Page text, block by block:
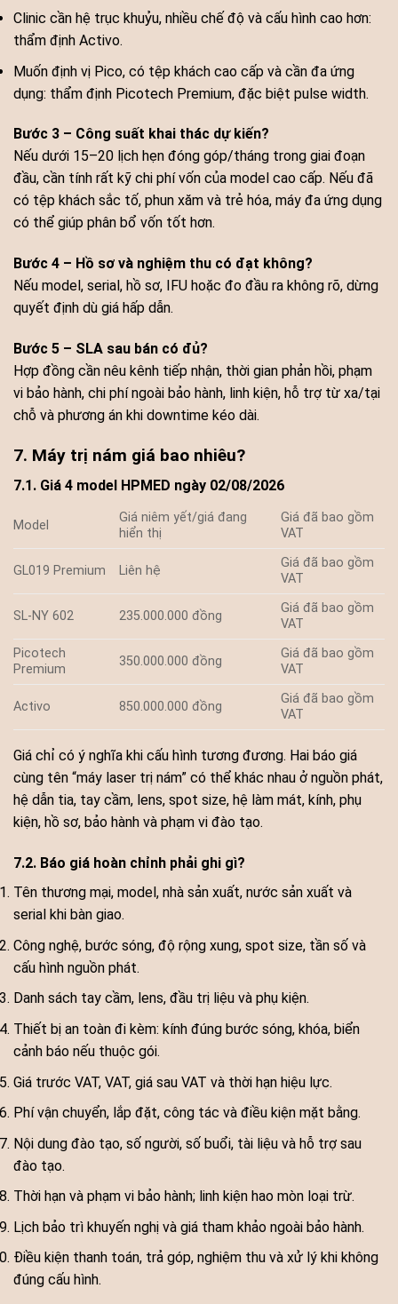
Clinic cần hệ trục khuỷu, nhiều chế độ và cấu hình cao hơn:
thẩm định Activo.
Muốn định vị Pico, có tệp khách cao cấp và cần đa ứng
dụng: thẩm định Picotech Premium, đặc biệt pulse width.
Bước 3 – Công suất khai thác dự kiến?
Nếu dưới 15–20 lịch hẹn đóng góp/tháng trong giai đoạn
đầu, cần tính rất kỹ chi phí vốn của model cao cấp. Nếu đã
có tệp khách sắc tố, phun xăm và trẻ hóa, máy đa ứng dụng
có thể giúp phân bổ vốn tốt hơn.
Bước 4 – Hồ sơ và nghiệm thu có đạt không?
Nếu model, serial, hồ sơ, IFU hoặc đo đầu ra không rõ, dừng
quyết định dù giá hấp dẫn.
Bước 5 – SLA sau bán có đủ?
Hợp đồng cần nêu kênh tiếp nhận, thời gian phản hồi, phạm
vi bảo hành, chi phí ngoài bảo hành, linh kiện, hỗ trợ từ xa/tại
chỗ và phương án khi downtime kéo dài.
7. Máy trị nám giá bao nhiêu?
7.1. Giá 4 model HPMED ngày 02/08/2026
Model
Giá niêm yết/giá đang
hiển thị
Giá đã bao gồm
VAT
GL019 Premium Liên hệ
Giá đã bao gồm
VAT
SL-NY 602 235.000.000 đồng
Giá đã bao gồm
VAT
Picotech
Premium
350.000.000 đồng
Giá đã bao gồm
VAT
Activo 850.000.000 đồng
Giá đã bao gồm
VAT
Giá chỉ có ý nghĩa khi cấu hình tương đương. Hai báo giá
cùng tên “máy laser trị nám” có thể khác nhau ở nguồn phát,
hệ dẫn tia, tay cầm, lens, spot size, hệ làm mát, kính, phụ
kiện, hồ sơ, bảo hành và phạm vi đào tạo.
7.2. Báo giá hoàn chỉnh phải ghi gì?
Tên thương mại, model, nhà sản xuất, nước sản xuất và
serial khi bàn giao.
Công nghệ, bước sóng, độ rộng xung, spot size, tần số và
cấu hình nguồn phát.
Danh sách tay cầm, lens, đầu trị liệu và phụ kiện.
Thiết bị an toàn đi kèm: kính đúng bước sóng, khóa, biển
cảnh báo nếu thuộc gói.
Giá trước VAT, VAT, giá sau VAT và thời hạn hiệu lực.
Phí vận chuyển, lắp đặt, công tác và điều kiện mặt bằng.
Nội dung đào tạo, số người, số buổi, tài liệu và hỗ trợ sau
đào tạo.
Thời hạn và phạm vi bảo hành; linh kiện hao mòn loại trừ.
Lịch bảo trì khuyến nghị và giá tham khảo ngoài bảo hành.
Điều kiện thanh toán, trả góp, nghiệm thu và xử lý khi không
đúng cấu hình.